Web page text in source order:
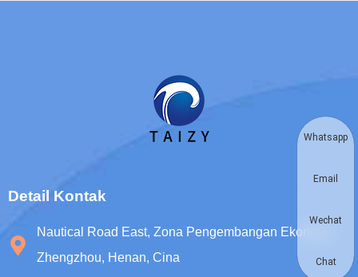
Detail Kontak
Nautical Road East, Zona Pengembangan Ekonomi
Zhengzhou, Henan, Cina
Whatsapp
Email
Wechat
Chat